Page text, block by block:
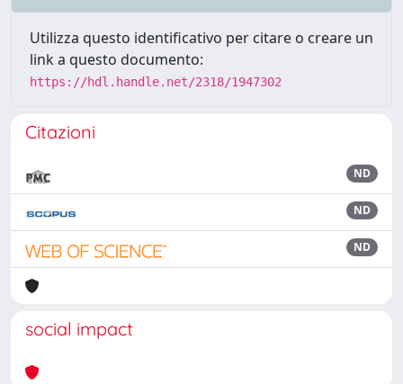
Utilizza questo identificativo per citare o creare un
link a questo documento:
https://hdl.handle.net/2318/1947302
Citazioni
ND
ND
ND
social impact